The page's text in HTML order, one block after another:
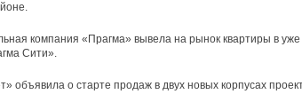
компания «Прагма» вывела на рынок квартиры в уже
Сити».
объявила о старте продаж в двух новых корпусах